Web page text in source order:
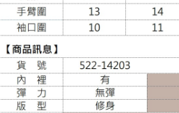
每筆NT$120